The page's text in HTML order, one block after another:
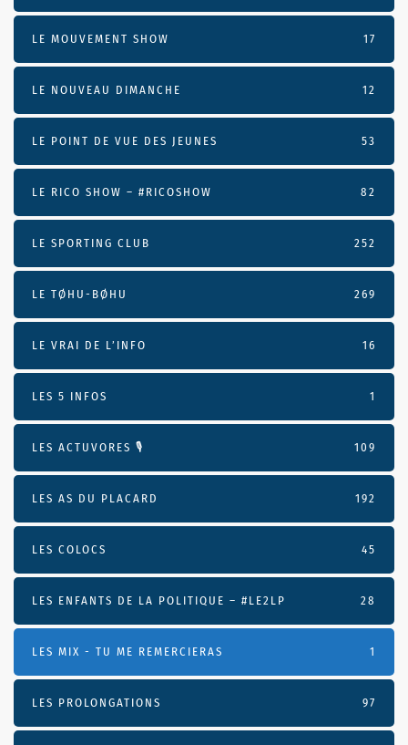
LE MOUVEMENT SHOW 17
LE NOUVEAU DIMANCHE 12
LE POINT DE VUE DES JEUNES 53
LE RICO SHOW – #RICOSHOW 82
LE SPORTING CLUB 252
LE TØHU-BØHU 269
LE VRAI DE L’INFO 16
LES 5 INFOS 1
LES ACTUVORES 🎙 109
LES AS DU PLACARD 192
LES COLOCS 45
LES ENFANTS DE LA POLITIQUE – #LE2LP 28
LES MIX - TU ME REMERCIERAS 1
LES PROLONGATIONS 97